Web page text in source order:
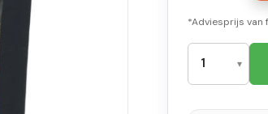
*Adviesprijs van